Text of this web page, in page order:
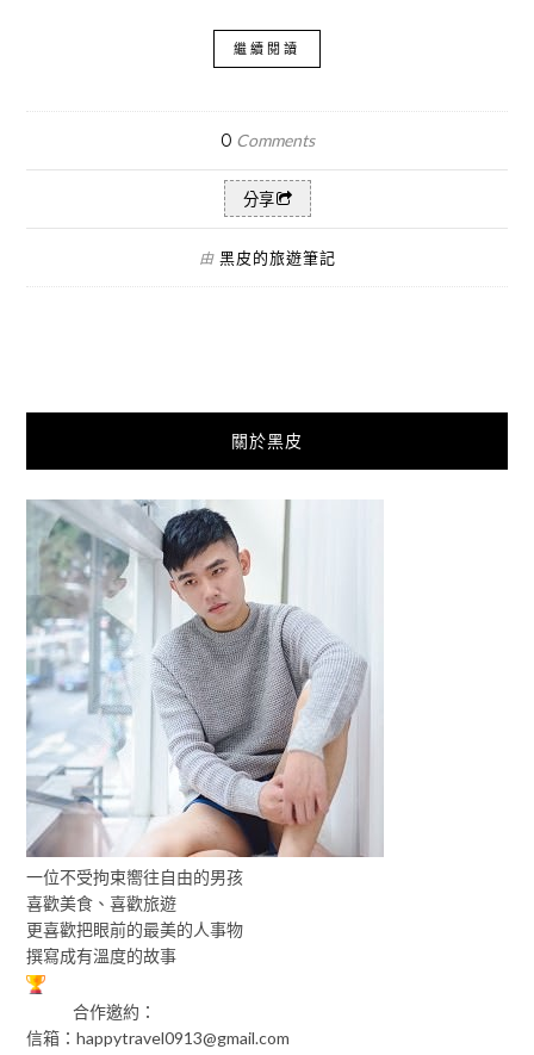
繼續閱讀
0 Comments
分享
由 黑皮的旅遊筆記
關於黑皮
一位不受拘束嚮往自由的男孩
喜歡美食、喜歡旅遊
更喜歡把眼前的最美的人事物
撰寫成有溫度的故事
合作邀約：
信箱：happytravel0913@gmail.com